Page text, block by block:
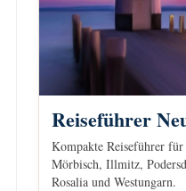
Reiseführer
Kompakte Reiseführer für
Mörbisch, Illmitz,
Rosalia und Westungarn.